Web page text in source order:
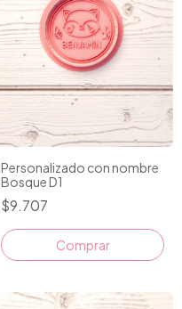
Personalizado con nombre
Bosque D1
$9.707